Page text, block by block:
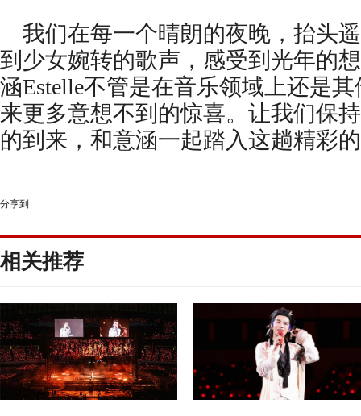
我们在每一个晴朗的夜晚，抬头
到少女婉转的歌声，感受到光年的
涵Estelle不管是在音乐领域上还是
来更多意想不到的惊喜。让我们保
的到来，和意涵一起踏入这趟精彩
分享到
相关推荐